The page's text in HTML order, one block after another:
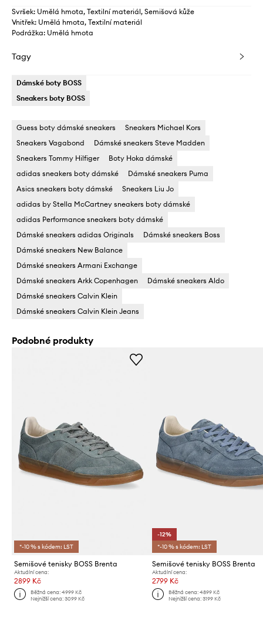
Svršek: Umělá hmota, Textilní materiál, Semišová kůže
Vnitřek: Umělá hmota, Textilní materiál
Podrážka: Umělá hmota
Tagy
Dámské boty BOSS
Sneakers boty BOSS
Guess boty dámské sneakers
Sneakers Michael Kors
Sneakers Vagabond
Dámské sneakers Steve Madden
Sneakers Tommy Hilfiger
Boty Hoka dámské
adidas sneakers boty dámské
Dámské sneakers Puma
Asics sneakers boty dámské
Sneakers Liu Jo
adidas by Stella McCartney sneakers boty dámské
adidas Performance sneakers boty dámské
Dámské sneakers adidas Originals
Dámské sneakers Boss
Dámské sneakers New Balance
Dámské sneakers Armani Exchange
Dámské sneakers Arkk Copenhagen
Dámské sneakers Aldo
Dámské sneakers Calvin Klein
Dámské sneakers Calvin Klein Jeans
Podobné produkty
*-10 % s kódem: LST
Semišové tenisky BOSS Brenta
Aktuální cena:
2899 Kč
Běžná cena:4999 Kč
Nejnižší cena:3099 Kč
-12%
*-10 % s kódem: LST
Semišové tenisky BOSS Brenta
Aktuální cena:
2799 Kč
Běžná cena: 4899 Kč
Nejnižší cena: 3199 Kč